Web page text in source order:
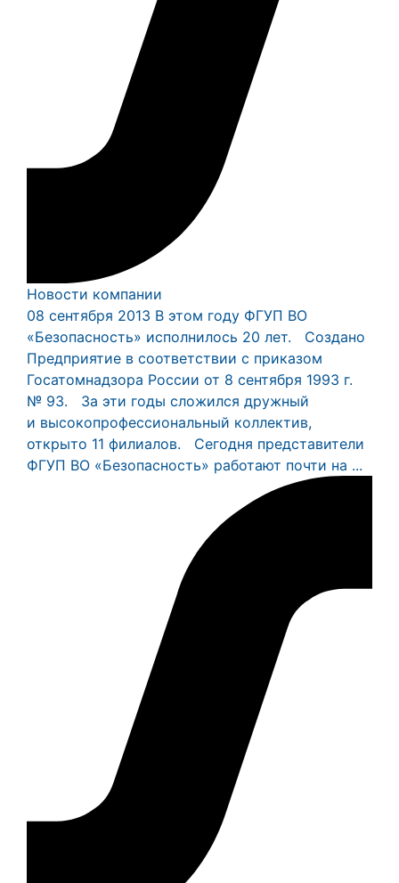
Новости компании
08 сентября 2013 В этом году ФГУП ВО
«Безопасность» исполнилось 20 лет. Создано
Предприятие в соответствии с приказом
Госатомнадзора России от 8 сентября 1993 г.
№ 93. За эти годы сложился дружный
и высокопрофессиональный коллектив,
открыто 11 филиалов. Сегодня представители
ФГУП ВО «Безопасность» работают почти на ...